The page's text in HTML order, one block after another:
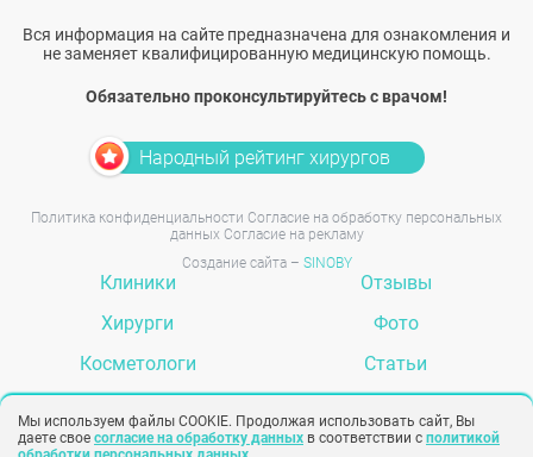
Вся информация на сайте предназначена для ознакомления и
не заменяет квалифицированную медицинскую помощь.
Обязательно проконсультируйтесь с врачом!
Народный рейтинг хирургов
Политика конфиденциальности Согласие на обработку персональных
данных Согласие на рекламу
Создание сайта – SINOBY
Клиники
Хирурги
Косметологи
Отзывы
Фото
Статьи
Мы используем файлы COOKIE. Продолжая использовать сайт, Вы
даете свое согласие на обработку данных в соответствии с политикой